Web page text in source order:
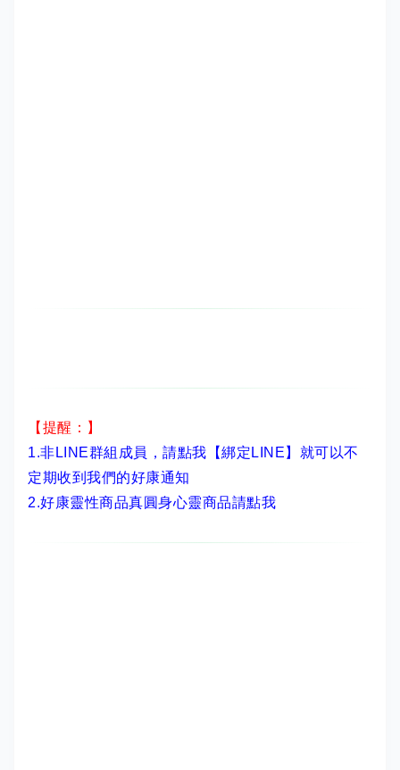
【提醒：】
1.非LINE群組成員， 請點我【綁定LINE】 就可以不
定期收到我們的好康通知
2.好康靈性商品真圓身心靈商品請點我